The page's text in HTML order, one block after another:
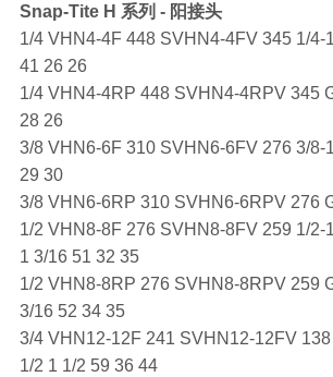
Snap-Tite H 系列 - 阳接头
1/4 VHN4-4F 448 SVHN4-4FV 345 1/4-
41 26 26
1/4 VHN4-4RP 448 SVHN4-4RPV 345
28 26
3/8 VHN6-6F 310 SVHN6-6FV 276 3/8-
29 30
3/8 VHN6-6RP 310 SVHN6-6RPV 276
1/2 VHN8-8F 276 SVHN8-8FV 259 1/2-
1 3/16 51 32 35
1/2 VHN8-8RP 276 SVHN8-8RPV 259
3/16 52 34 35
3/4 VHN12-12F 241 SVHN12-12FV
1/2 1 1/2 59 36 44